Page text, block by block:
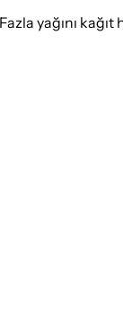
yağını